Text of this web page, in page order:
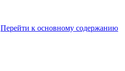
Перейти к основному содержанию